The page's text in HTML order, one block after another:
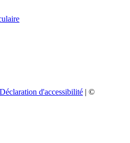
Déclaration d'accessibilité | ©